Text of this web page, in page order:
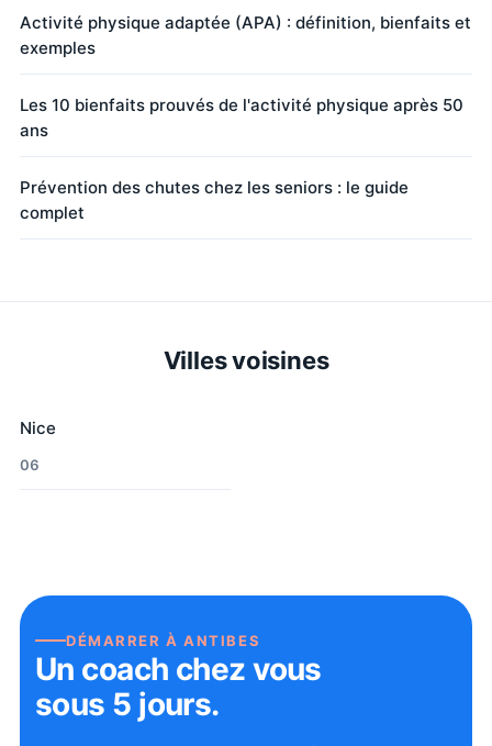
Activité physique adaptée (APA) : définition, bienfaits et
exemples
Les 10 bienfaits prouvés de l'activité physique après 50
ans
Prévention des chutes chez les seniors : le guide
complet
Villes voisines
Nice
06
DÉMARRER ÀANTIBES
Un coach chez vous
sous 5 jours.